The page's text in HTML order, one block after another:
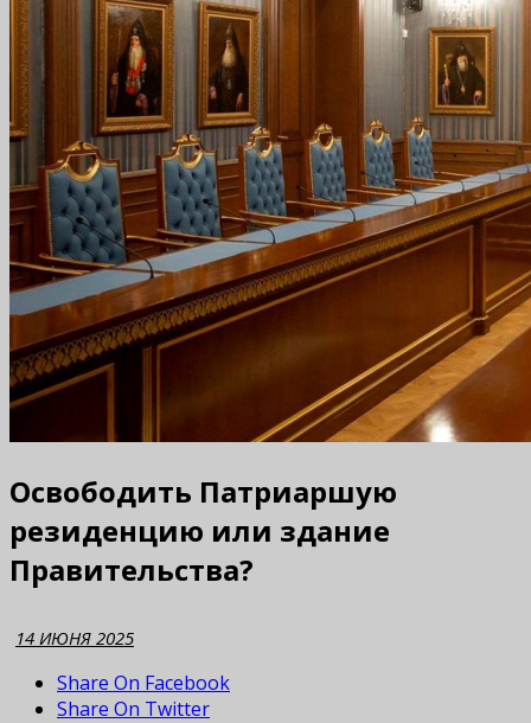
Освободить Патриаршую
резиденцию или здание
Правительства?
14 ИЮНЯ 2025
Share On Facebook
Share On Twitter